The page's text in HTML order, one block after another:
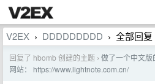
V2EX › DDDDDDDDD › 全部回复
回复了 hbomb 创建的主题 › 做了一个中文
网站： https://www.lightnote.com.cn/